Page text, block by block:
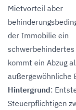
Mietvorteil aber
der Immobilie ein
kommt ein Abzug
außergewöhnliche
Hintergrund:
Steuerpflichtigen